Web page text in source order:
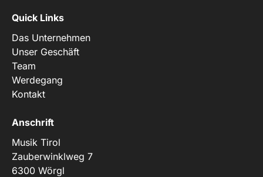
Quick Links
Das Unternehmen
Unser Geschäft
Team
Werdegang
Kontakt
Anschrift
Musik Tirol
Zauberwinklweg 7
6300 Wörgl